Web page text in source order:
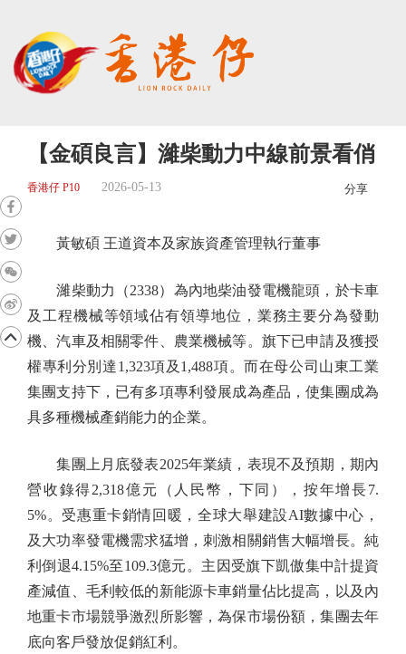
【金碩良言】濰柴動力中線前景看俏
香港仔 P10 2026-05-13 分享
黃敏碩 王道資本及家族資產管理執行董事
濰柴動力（2338）為內地柴油發電機龍頭，於卡車
及工程機械等領域佔有領導地位，業務主要分為發動
機、汽車及相關零件、農業機械等。旗下已申請及獲授
權專利分別達1,323項及1,488項。而在母公司山東工業
集團支持下，已有多項專利發展成為產品，使集團成為
具多種機械產銷能力的企業。
集團上月底發表2025年業績，表現不及預期，期內
營收錄得2,318億元（人民幣，下同），按年增長7.
5%。受惠重卡銷情回暖，全球大舉建設AI數據中心，
及大功率發電機需求猛增，刺激相關銷售大幅增長。純
利倒退4.15%至109.3億元。主因受旗下凱傲集中計提資
產減值、毛利較低的新能源卡車銷量佔比提高，以及內
地重卡市場競爭激烈所影響，為保市場份額，集團去年
底向客戶發放促銷紅利。